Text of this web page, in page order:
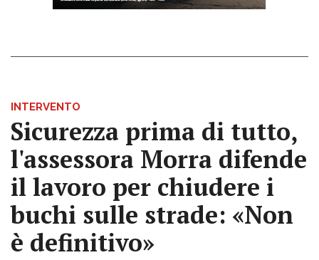
INTERVENTO
Sicurezza prima di tutto,
l'assessora Morra difende
il lavoro per chiudere i
buchi sulle strade: «Non
è definitivo»